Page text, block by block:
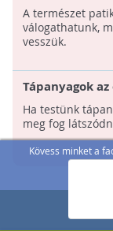
Kövess minket a
A természet
válogathatunk,
vesszük.
Tápanyagok
Ha testünk
meg fog